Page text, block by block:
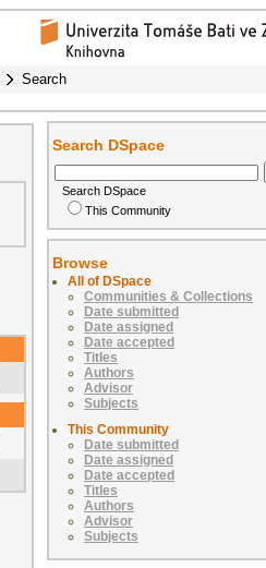
Search
Search DSpace
Search DSpace
This Community
Browse
All of DSpace
Communities & Collections
Date submitted
Date assigned
Date accepted
Titles
Authors
Advisor
Subjects
This Community
Date submitted
Date assigned
Date accepted
Titles
Authors
Advisor
Subjects